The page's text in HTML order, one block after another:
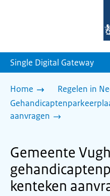
Single Digital Gateway
Home
Regelen in
aanvragen
Gemeente
kenteken